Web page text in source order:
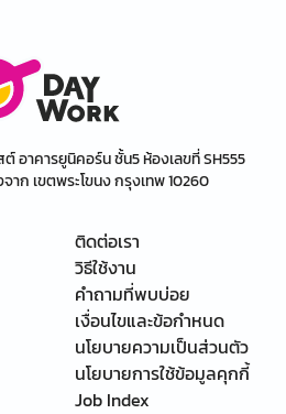
ต์ อาคารยูนิคอร์น ชั้น5 ห้องเลขที่ SH555
ก เขตพระโขนง กรุงเทพ 10260
ติดต่อเรา
วิธีใช้งาน
คำถามที่พบบ่อย
เงื่อนไขและข้อกำหนด
นโยบายความเป็นส่วนตัว
นโยบายการใช้ข้อมูลคุกกี้
Job Index